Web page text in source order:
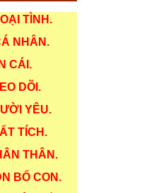
TÌNH .
NHÂN .
CÁI .
DÕI .
YÊU.
TÍCH .
THÂN .
BỐ CON .